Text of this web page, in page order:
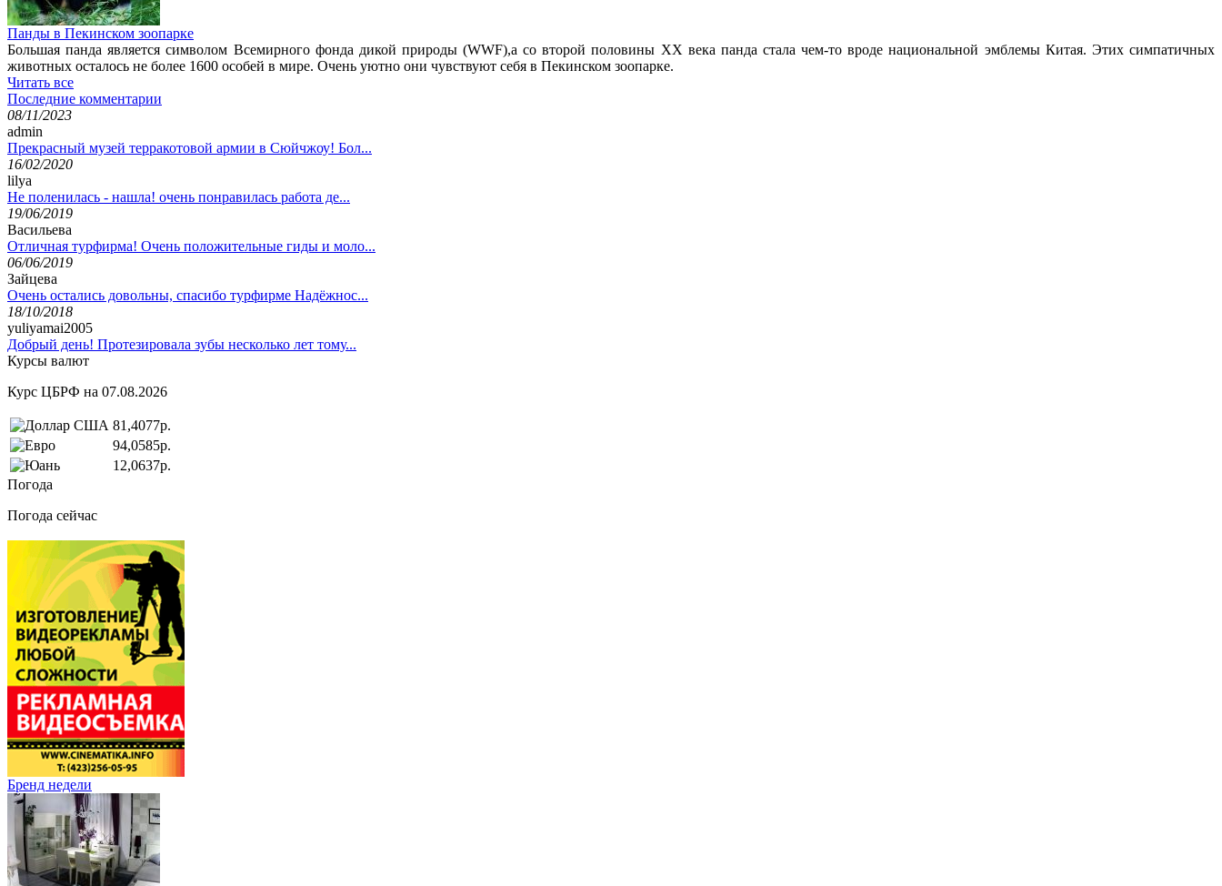
Панды в Пекинском зоопарке
Большая панда является символом Всемирного фонда дикой природы (WWF),а со второй половины ХХ века панда стала чем-то вроде национальной эмблемы Китая. Этих симпатичных
животных осталось не более 1600 особей в мире. Очень уютно они чувствуют себя в Пекинском зоопарке.
Читать все
Последние комментарии
08/11/2023
admin
Прекрасный музей терракотовой армии в Сюйчжоу! Бол...
16/02/2020
lilya
Не поленилась - нашла! очень понравилась работа де...
19/06/2019
Васильева
Отличная турфирма! Очень положительные гиды и моло...
06/06/2019
Зайцева
Очень остались довольны, спасибо турфирме Надёжнос...
18/10/2018
yuliyamai2005
Добрый день! Протезировала зубы несколько лет тому...
Курсы валют
Курс ЦБРФ на 07.08.2026
81,4077р.
94,0585р.
12,0637р.
Погода
Погода сейчас
Бренд недели